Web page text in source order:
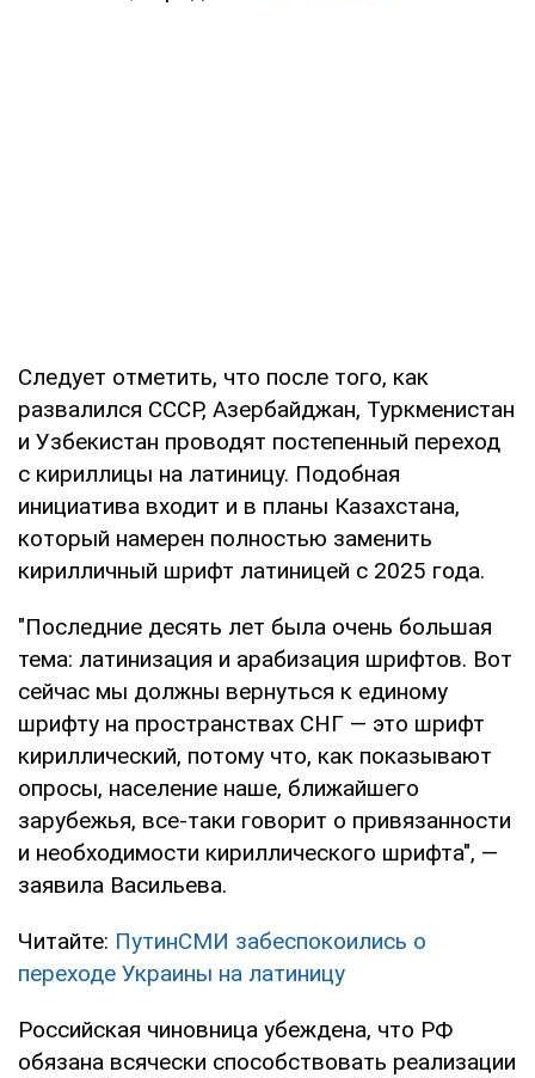
Следует отметить, что после того, как
развалился СССР, Азербайджан, Туркменистан
и Узбекистан проводят постепенный переход
с кириллицы на латиницу. Подобная
инициатива входит и в планы Казахстана,
который намерен полностью заменить
кирилличный шрифт латиницей с 2025 года.
"Последние десять лет была очень большая
тема: латинизация и арабизация шрифтов. Вот
сейчас мы должны вернуться к единому
шрифту на пространствах СНГ — это шрифт
кириллический, потому что, как показывают
опросы, население наше, ближайшего
зарубежья, все-таки говорит о привязанности
и необходимости кириллического шрифта", —
заявила Васильева.
Читайте: ПутинСМИ забеспокоились о
переходе Украины на латиницу
Российская чиновница убеждена, что РФ
обязана всячески способствовать реализации